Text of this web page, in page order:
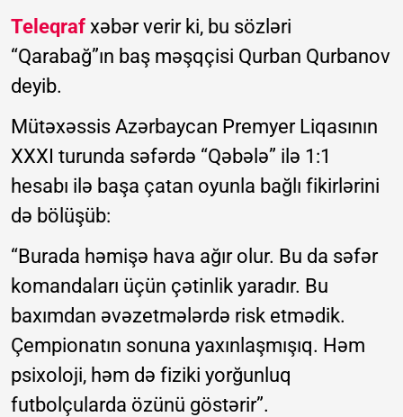
Teleqraf xəbər verir ki, bu sözləri
“Qarabağ”ın baş məşqçisi Qurban Qurbanov
deyib.
Mütəxəssis Azərbaycan Premyer Liqasının
XXXI turunda səfərdə “Qəbələ” ilə 1:1
hesabı ilə başa çatan oyunla bağlı fikirlərini
də bölüşüb:
“Burada həmişə hava ağır olur. Bu da səfər
komandaları üçün çətinlik yaradır. Bu
baxımdan əvəzetmələrdə risk etmədik.
Çempionatın sonuna yaxınlaşmışıq. Həm
psixoloji, həm də fiziki yorğunluq
futbolçularda özünü göstərir”.